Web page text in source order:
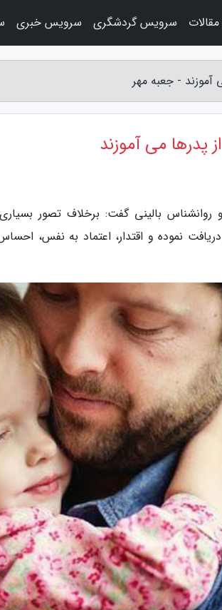
آموزند - جعبه مهر
پدرها می آموزند
روانشناس بالینی گفت: برخلاف تصور
نموده و اقتدار، اعتماد به نفس،
سرویس گردشگری سرویس خبری